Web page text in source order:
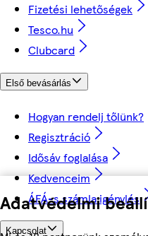
Adatvédelmi
Fizetési lehetőségek
Tesco.hu
Clubcard
Első bevásárlás
Hogyan rendelj tőlünk?
Regisztráció
Idősáv foglalása
Kedvenceim
ÁFÁ-s számla igénylés
Kapcsolat